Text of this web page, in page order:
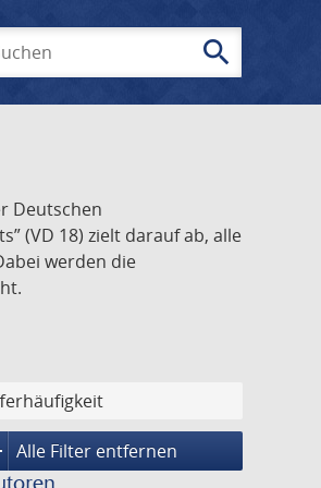
search
Deutschen
(VD 18) zielt darauf ab, alle
werden die
Alle Filter entfernen